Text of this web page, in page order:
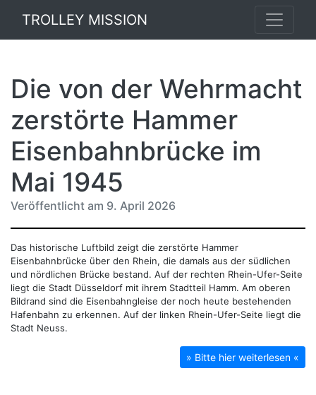
TROLLEY MISSION
Die von der Wehrmacht
zerstörte Hammer
Eisenbahnbrücke im
Mai 1945
Veröffentlicht am 9. April 2026
Das historische Luftbild zeigt die zerstörte Hammer
Eisenbahnbrücke über den Rhein, die damals aus der südlichen
und nördlichen Brücke bestand. Auf der rechten Rhein-Ufer-Seite
liegt die Stadt Düsseldorf mit ihrem Stadtteil Hamm. Am oberen
Bildrand sind die Eisenbahngleise der noch heute bestehenden
Hafenbahn zu erkennen. Auf der linken Rhein-Ufer-Seite liegt die
Stadt Neuss.
» Bitte hier weiterlesen «